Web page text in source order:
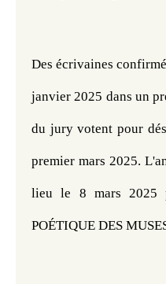
Des écrivaines
janvier 2025 dans un
du jury votent pour
premier mars 2025.
lieu le 8 mars 2025
POÉTIQUE DES